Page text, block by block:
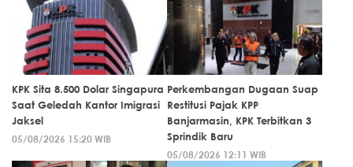
KPK Sita 8.500 Dolar Singapura
Saat Geledah Kantor Imigrasi
Jaksel
05/08/2026 15:20 WIB
Perkembangan Dugaan Suap
Restitusi Pajak KPP
Banjarmasin, KPK Terbitkan 3
Sprindik Baru
05/08/2026 12:11 WIB